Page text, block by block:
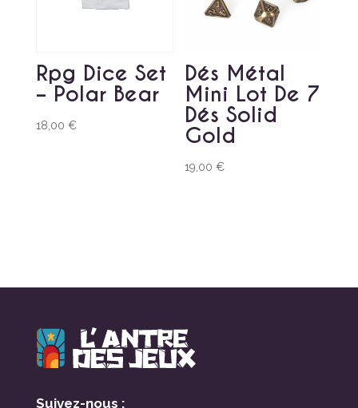
Rpg Dice Set
– Polar Bear
18,00 €
Dés Métal
Mini Lot De 7
Dés Solid
Gold
19,00€
Suivez-nous :